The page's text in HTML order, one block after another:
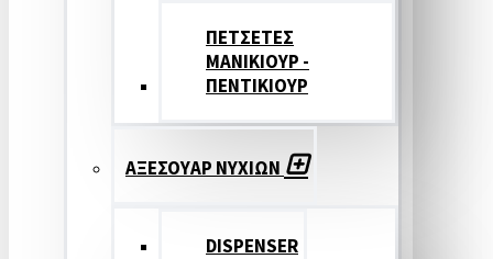
ΠΕΤΣΕΤΕΣ
ΜΑΝΙΚΙΟΥΡ -
ΠΕΝΤΙΚΙΟΥΡ
ΑΞΕΣΟΥΑΡ ΝΥΧΙΩΝ
DISPENSER